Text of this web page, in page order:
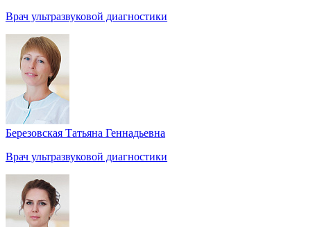
Врач ультразвуковой диагностики
Березовская Татьяна Геннадьевна
Врач ультразвуковой диагностики